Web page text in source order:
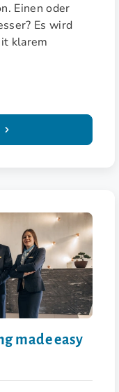
Einen oder
Es wird
klarem
made easy